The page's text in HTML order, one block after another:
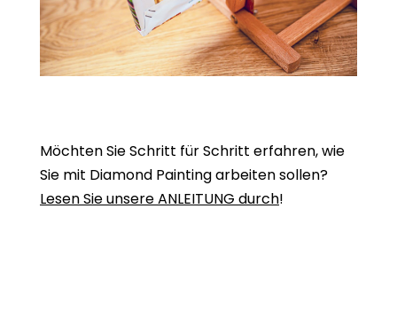
Möchten Sie Schritt für Schritt erfahren, wie
Sie mit Diamond Painting arbeiten sollen?
Lesen Sie unsere ANLEITUNG durch!